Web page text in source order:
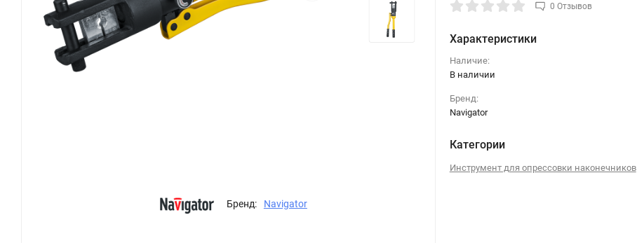
Бренд: Navigator
0 Отзывов
Характеристики
Наличие:
В наличии
Бренд:
Navigator
Категории
Инструмент для опрессовки наконечников